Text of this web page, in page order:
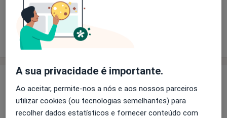
Solicite um atendimento
Experiência Preços
Experiência
Mostrar mais detalhes
sobre a experiência
A sua privacidade é importante.
Ao aceitar, permite-nos a nós e aos nossos parceiros
utilizar cookies (ou tecnologias semelhantes) para
recolher dados estatísticos e fornecer conteúdo com